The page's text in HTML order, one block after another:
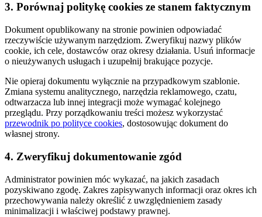
3. Porównaj politykę cookies ze stanem faktycznym
Dokument opublikowany na stronie powinien odpowiadać
rzeczywiście używanym narzędziom. Zweryfikuj nazwy plików
cookie, ich cele, dostawców oraz okresy działania. Usuń informacje
o nieużywanych usługach i uzupełnij brakujące pozycje.
Nie opieraj dokumentu wyłącznie na przypadkowym szablonie.
Zmiana systemu analitycznego, narzędzia reklamowego, czatu,
odtwarzacza lub innej integracji może wymagać kolejnego
przeglądu. Przy porządkowaniu treści możesz wykorzystać
przewodnik po polityce cookies, dostosowując dokument do
własnej strony.
4. Zweryfikuj dokumentowanie zgód
Administrator powinien móc wykazać, na jakich zasadach
pozyskiwano zgodę. Zakres zapisywanych informacji oraz okres ich
przechowywania należy określić z uwzględnieniem zasady
minimalizacji i właściwej podstawy prawnej.